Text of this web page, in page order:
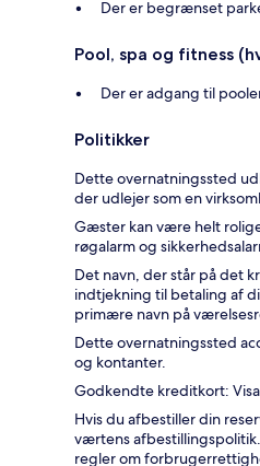
Der er begrænset
Pool, spa og fitness
Der er adgang til
Politikker
Dette overnatningssted
der udlejer som en
Gæster kan være helt
røgalarm og
Det navn, der står på det
indtjekning til betaling af
primære navn på
Dette overnatningssted
og kontanter.
Godkendte kreditkort:
Hvis du afbestiller din
værtens
regler om